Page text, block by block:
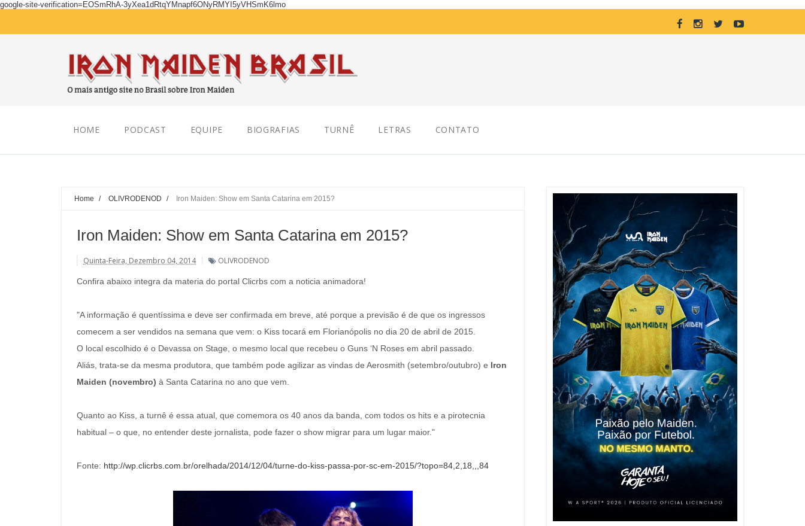
google-site-verification=EOSmRhA-3yXea1dRtqYMnapf6ONyRMYI5yVHSmK6lmo
HOME PODCAST EQUIPE BIOGRAFIAS TURNÊ LETRAS CONTATO
Home / OLIVRODENOD / Iron Maiden: Show em Santa Catarina em 2015?
Iron Maiden: Show em Santa Catarina em 2015?
Quinta-Feira, Dezembro 04, 2014 OLIVRODENOD
Confira abaixo integra da materia do portal Clicrbs com a noticia animadora!
"A informação é quentíssima e deve ser confirmada em breve, até porque a previsão é de que os ingressos
comecem a ser vendidos na semana que vem: o Kiss tocará em Florianópolis no dia 20 de abril de 2015.
O local escolhido é o Devassa on Stage, o mesmo local que recebeu o Guns ‘N Roses em abril passado.
Aliás, trata-se da mesma produtora, que também pode agilizar as vindas de Aerosmith (setembro/outubro) e Iron
Maiden (novembro) à Santa Catarina no ano que vem.
Quanto ao Kiss, a turnê é essa atual, que comemora os 40 anos da banda, com todos os hits e a pirotecnia
habitual – o que, no entender deste jornalista, pode fazer o show migrar para um lugar maior."
Fonte: http://wp.clicrbs.com.br/orelhada/2014/12/04/turne-do-kiss-passa-por-sc-em-2015/?topo=84,2,18,,,84